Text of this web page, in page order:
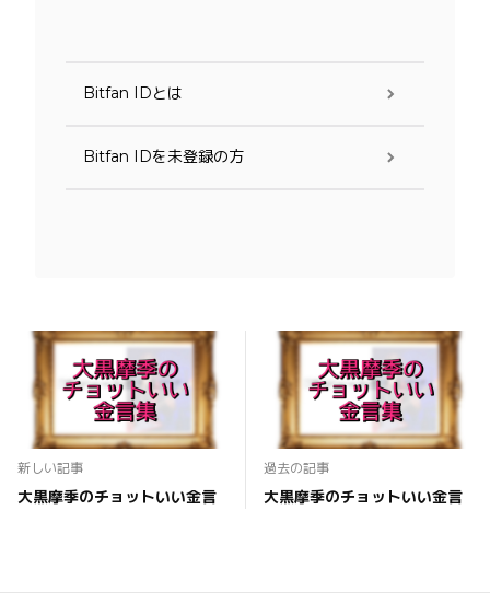
Bitfan IDとは
Bitfan IDを未登録の方
新しい記事
大黒摩季のチョットいい金言
過去の記事
大黒摩季のチョットいい金言